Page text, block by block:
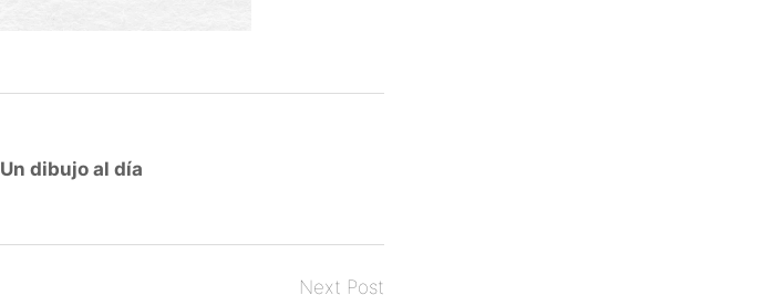
Un dibujo al día
Next Post